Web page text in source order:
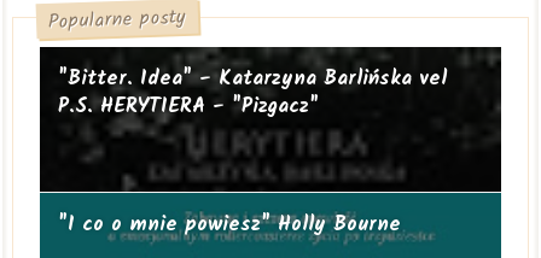
Popularne posty
"Bitter. Idea" - Katarzyna Barlińska vel
P.S. HERYTIERA - "Pizgacz"
"I co o mnie powiesz" Holly Bourne